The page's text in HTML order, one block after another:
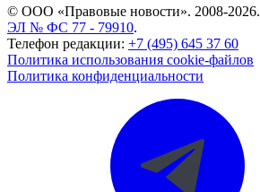
© ООО «Правовые новости». 2008-2026.
ЭЛ № ФС 77 - 79910.
Телефон редакции: +7 (495) 645 37 60
Политика использования cookie-файлов
Политика конфиденциальности